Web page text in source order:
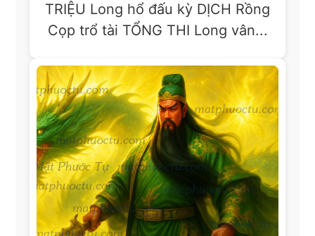
TRIỆU Long hổ đấu kỳ DỊCH Rồng
Cọp trổ tài TỔNG THI Long vân...